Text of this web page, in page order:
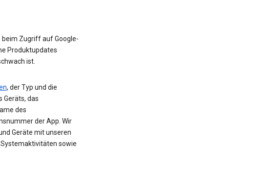
beim Zugriff auf Google-
Produktupdates
ist.
, der Typ und die
Geräts, das
des
der App. Wir
Geräte mit unseren
sowie